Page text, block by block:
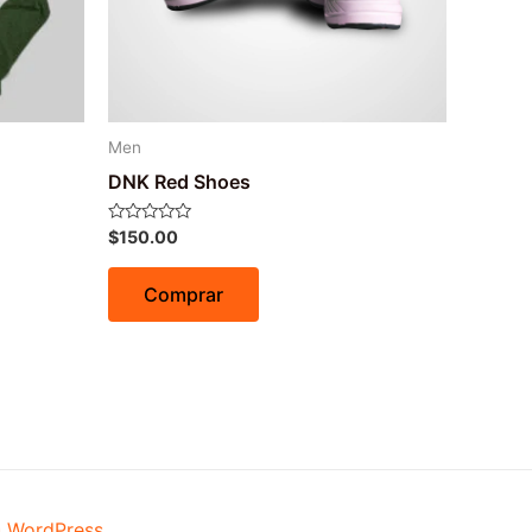
Men
DNK Red Shoes
Avaliação
0
de
$150.00
Comprar